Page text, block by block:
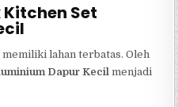
Set
lahan terbatas. Oleh
Dapur Kecil menjadi